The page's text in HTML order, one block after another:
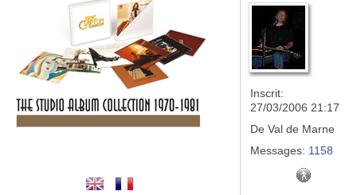
Inscrit:
27/03/2006 21:17
De Val de Marne
Messages: 1158